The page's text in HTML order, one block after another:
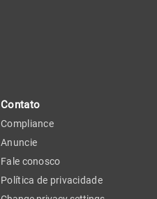
Contato
Compliance
Anuncie
Fale conosco
Política de privacidade